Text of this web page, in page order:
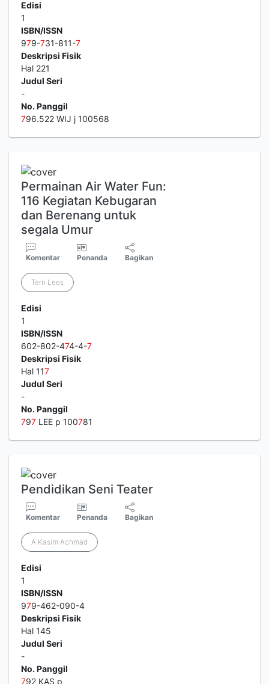
Edisi
1
ISBN/ISSN
979-731-811-7
Deskripsi Fisik
Hal 221
Judul Seri
-
No. Panggil
796.522 WIJ j 100568
Permainan Air Water Fun:
116 Kegiatan Kebugaran
dan Berenang untuk
segala Umur
Komentar Penanda Bagikan
Terri Lees
Edisi
1
ISBN/ISSN
602-802-474-4-7
Deskripsi Fisik
Hal 117
Judul Seri
-
No. Panggil
797 LEE p 100781
Pendidikan Seni Teater
Komentar Penanda Bagikan
A.Kasim Achmad
Edisi
1
ISBN/ISSN
979-462-090-4
Deskripsi Fisik
Hal 145
Judul Seri
-
No. Panggil
792 KAS p